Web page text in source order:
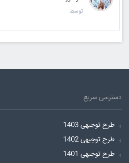
توسط
دسترسی سریع
طرح توجیهی 1403
طرح توجیهی 1402
طرح توجیهی 1401